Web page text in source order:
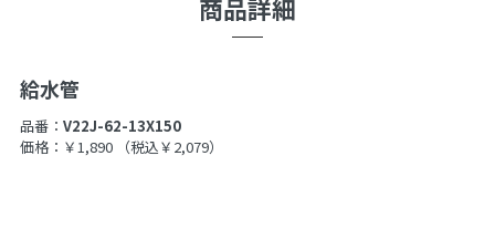
商品詳細
給水管
品番： V22J-62-13X150
価格：￥1,890
（税込￥2,079）